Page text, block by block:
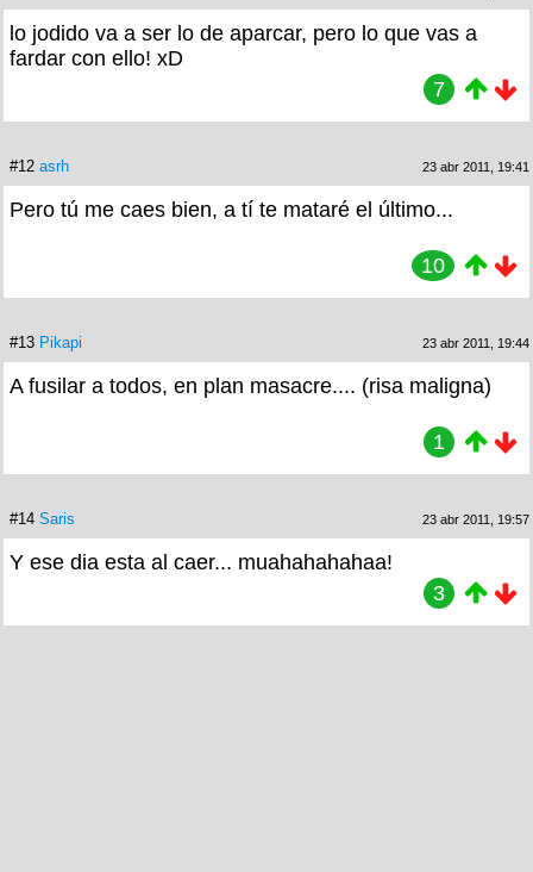
lo jodido va a ser lo de aparcar, pero lo que vas a
fardar con ello! xD
7
#12 asrh 23 abr 2011, 19:41
Pero tú me caes bien, a tí te mataré el último...
10
#13 Pikapi 23 abr 2011, 19:44
A fusilar a todos, en plan masacre.... (risa maligna)
1
#14 Saris 23 abr 2011, 19:57
Y ese dia esta al caer... muahahahahaa!
3